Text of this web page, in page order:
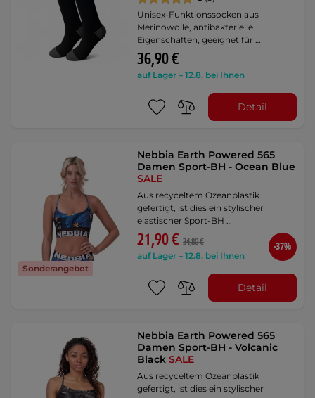
Unisex-Funktionssocken aus
Merinowolle, antibakterielle
Eigenschaften, geeignet für …
36,90 €
auf Lager – 12.8. bei Ihnen
Detail
Sonderangebot
Nebbia Earth Powered 565
Damen Sport-BH - Ocean Blue
SALE
Aus recyceltem Ozeanplastik
gefertigt, ist dies ein stylischer
elastischer Sport-BH …
21,90 € 34,80 €
auf Lager – 12.8. bei Ihnen
-37%
Detail
Nebbia Earth Powered 565
Damen Sport-BH - Volcanic
BlackSALE
Aus recyceltem Ozeanplastik
gefertigt, ist dies ein stylischer